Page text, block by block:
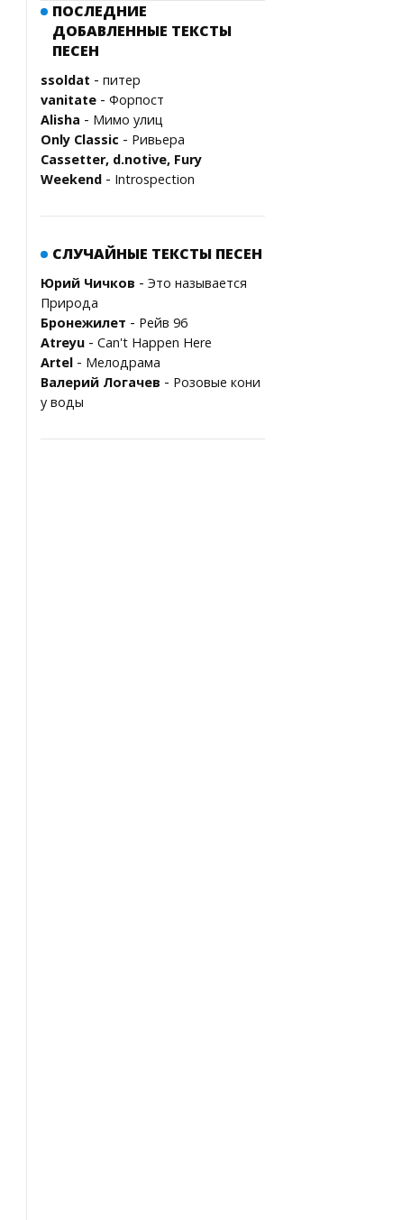
ПОСЛЕДНИЕ
ДОБАВЛЕННЫЕ ТЕКСТЫ
ПЕСЕН
ssoldat - питер
vanitate - Форпост
Alisha - Мимо улиц
Only Classic - Ривьера
Cassetter, d.notive, Fury
Weekend - Introspection
СЛУЧАЙНЫЕ ТЕКСТЫ ПЕСЕН
Юрий Чичков - Это называется
Природа
Бронежилет - Рейв 96
Atreyu - Can't Happen Here
Artel - Мелодрама
Валерий Логачев - Розовые кони
у воды